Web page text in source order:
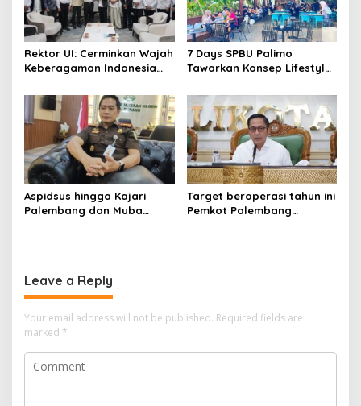
Rektor UI: Cerminkan Wajah
Keberagaman Indonesia
Ibadah Enam Agama
7 Days SPBU Palimo
Tawarkan Konsep Lifestyle
Hangout Baru di Tengah
Kota Palembang
Aspidsus hingga Kajari
Palembang dan Muba
Target beroperasi tahun ini
Pemkot Palembang
Leave a Reply
Your email address will not be published. Required fields are
marked *